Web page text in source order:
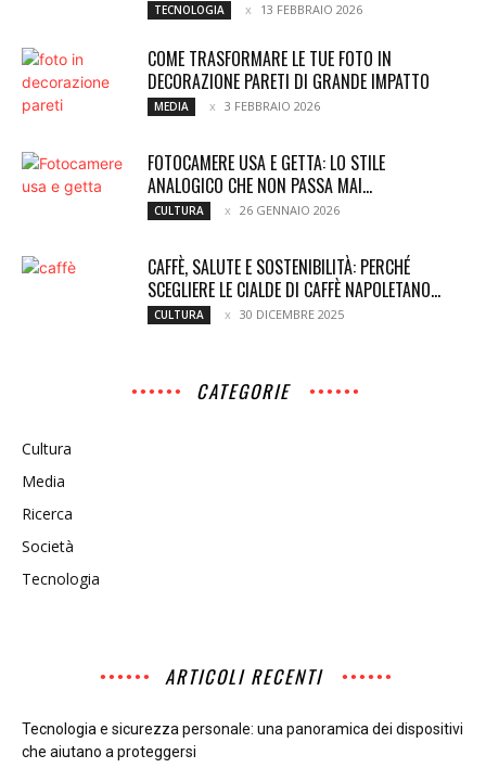
TECNOLOGIA 13 FEBBRAIO 2026
COME TRASFORMARE LE TUE FOTO IN
DECORAZIONE PARETI DI GRANDE IMPATTO
MEDIA 3 FEBBRAIO 2026
FOTOCAMERE USA E GETTA: LO STILE
ANALOGICO CHE NON PASSA MAI...
CULTURA 26 GENNAIO 2026
CAFFÈ, SALUTE E SOSTENIBILITÀ: PERCHÉ
SCEGLIERE LE CIALDE DI CAFFÈ NAPOLETANO...
CULTURA 30 DICEMBRE 2025
CATEGORIE
Cultura
Media
Ricerca
Società
Tecnologia
ARTICOLI RECENTI
Tecnologia e sicurezza personale: una panoramica dei dispositivi
che aiutano a proteggersi